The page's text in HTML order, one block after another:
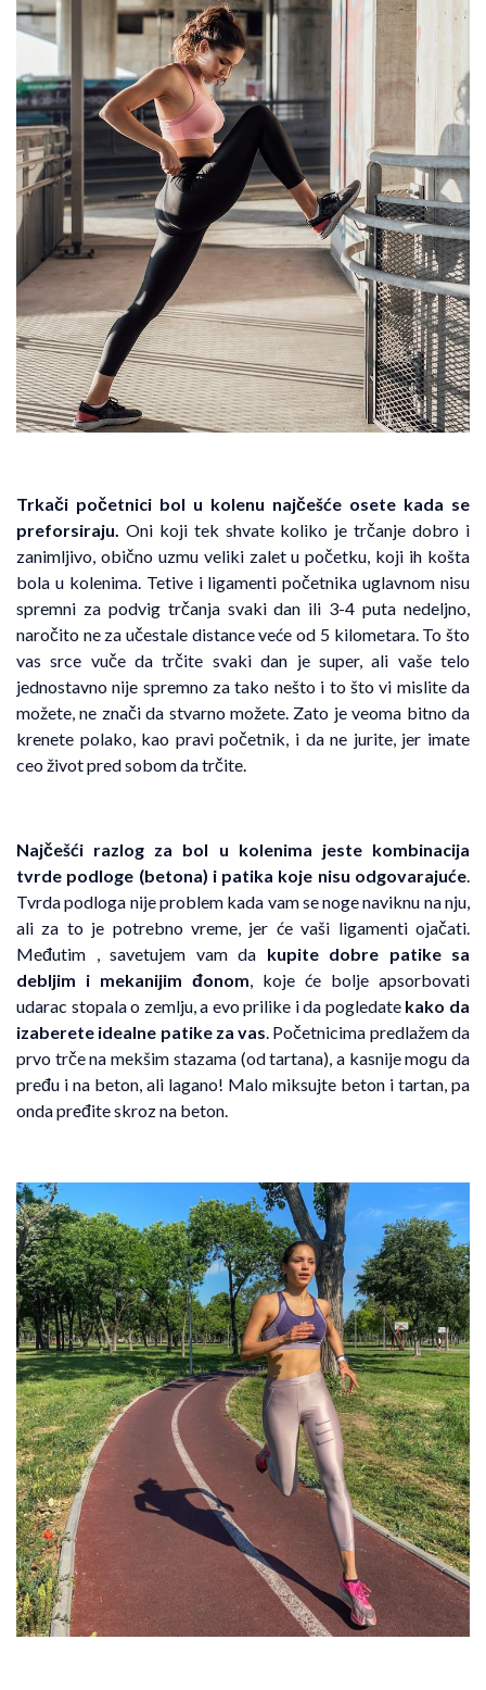
Trkači početnici bol u kolenu najčešće osete kada se
preforsiraju. Oni koji tek shvate koliko je trčanje dobro i
zanimljivo, obično uzmu veliki zalet u početku, koji ih košta
bola u kolenima. Tetive i ligamenti početnika uglavnom nisu
spremni za podvig trčanja svaki dan ili 3-4 puta nedeljno,
naročito ne za učestale distance veće od 5 kilometara. To što
vas srce vuče da trčite svaki dan je super, ali vaše telo
jednostavno nije spremno za tako nešto i to što vi mislite da
možete, ne znači da stvarno možete. Zato je veoma bitno da
krenete polako, kao pravi početnik, i da ne jurite, jer imate
ceo život pred sobom da trčite.
Najčešći razlog za bol u kolenima jeste kombinacija
tvrde podloge (betona) i patika koje nisu odgovarajuće.
Tvrda podloga nije problem kada vam se noge naviknu na nju,
ali za to je potrebno vreme, jer će vaši ligamenti ojačati.
Međutim , savetujem vam da kupite dobre patike sa
debljim i mekanijim đonom, koje će bolje apsorbovati
udarac stopala o zemlju, a evo prilike i da pogledate kako da
izaberete idealne patike za vas. Početnicima predlažem da
prvo trče na mekšim stazama (od tartana), a kasnije mogu da
pređu i na beton, ali lagano! Malo miksujte beton i tartan, pa
onda pređite skroz na beton.